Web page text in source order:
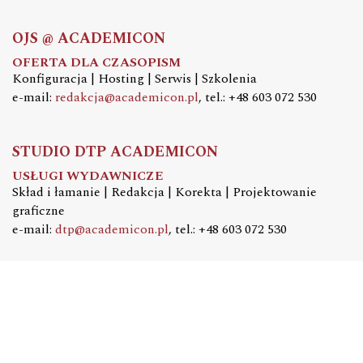
OJS @ ACADEMICON
OFERTA DLA CZASOPISM
Konfiguracja | Hosting | Serwis | Szkolenia
e-mail: redakcja@academicon.pl, tel.: +48 603 072 530
STUDIO DTP ACADEMICON
USŁUGI WYDAWNICZE
Skład i łamanie | Redakcja | Korekta | Projektowanie
graficzne
e-mail: dtp@academicon.pl, tel.: +48 603 072 530